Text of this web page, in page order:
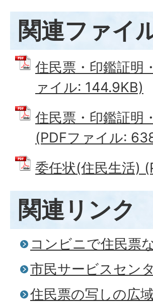
関連ファイ
住民票・印鑑証明
ァイル: 144.9KB)
住民票・印鑑証明
(PDFファイル:
委任状(住民生活)
関連リンク
コンビニで住民票
市民サービスセン
住民票の写しの広